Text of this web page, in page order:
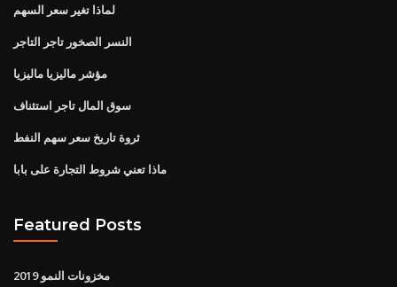
لماذا تغير سعر السهم
النسر الصخور تاجر التاجر
مؤشر ماليزيا ماليزيا
سوق المال تاجر استئناف
ثروة تاريخ سعر سهم النفط
ماذا تعني شروط التجارة على بابا
Featured Posts
مخزونات النمو 2019